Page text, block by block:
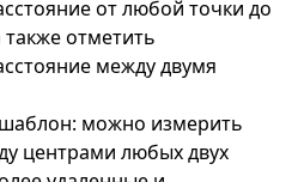
от любой точки до
отметить
между двумя
можно измерить
центрами любых двух